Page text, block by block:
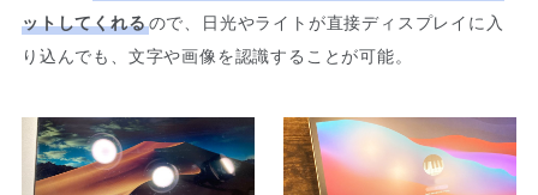
ットしてくれるので、日光やライトが直接ディスプレイに入
り込んでも、文字や画像を認識することが可能。